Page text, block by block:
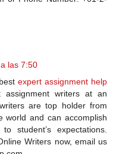
las 7:50
expert assignment help
writers at an
are top holder from
world and can accomplish
student’s expectations.
Writers now, email us